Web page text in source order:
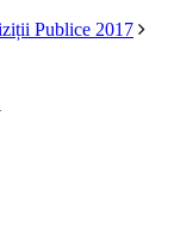
Publice 2017